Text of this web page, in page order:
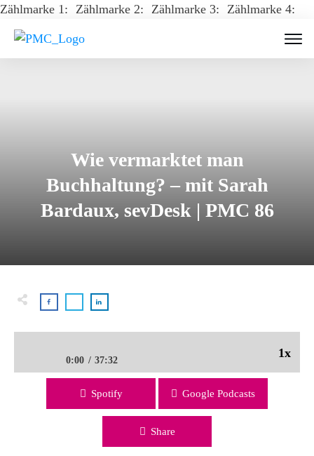
Zählmarke 1: Zählmarke 2: Zählmarke 3: Zählmarke 4:
Wie vermarktet man
Buchhaltung? – mit Sarah
Bardaux, sevDesk | PMC 86
1x
0:00 37:32
Wie vermarktet man Buchhaltung? – mit Sarah Bardaux,
sevDesk | PMC 86
Spotify Google Podcasts
Share